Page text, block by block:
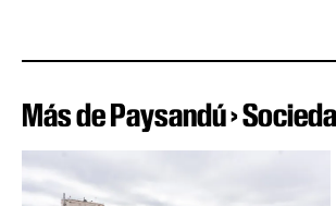
Más de Paysandú ›